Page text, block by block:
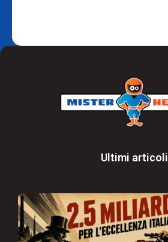
Ultimi articoli